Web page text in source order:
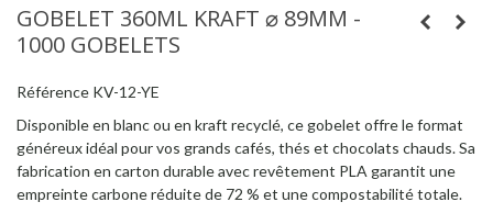
GOBELET 360ML KRAFT ⌀ 89MM -
1000 GOBELETS
Référence KV-12-YE
Disponible en blanc ou en kraft recyclé, ce gobelet offre le format
généreux idéal pour vos grands cafés, thés et chocolats chauds. Sa
fabrication en carton durable avec revêtement PLA garantit une
empreinte carbone réduite de 72 % et une compostabilité totale.